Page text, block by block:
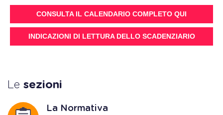
CONSULTA IL CALENDARIO COMPLETO QUI
INDICAZIONI DI LETTURA DELLO SCADENZIARIO
Le sezioni
La Normativa